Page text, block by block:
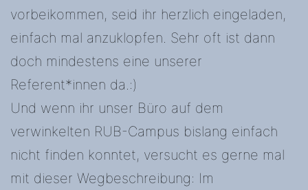
vorbeikommen, seid ihr herzlich eingeladen,
einfach mal anzuklopfen. Sehr oft ist dann
doch mindestens eine unserer
Referent*innen da.:)
Und wenn ihr unser Büro auf dem
verwinkelten RUB-Campus bislang einfach
nicht finden konntet, versucht es gerne mal
mit dieser Wegbeschreibung: Im